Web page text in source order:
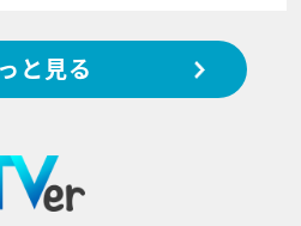
と見る